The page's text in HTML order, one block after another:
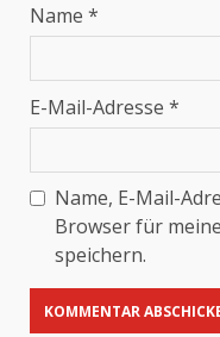
Name *
E-Mail-Adresse *
Name, E-Mail-
Browser für
speichern.